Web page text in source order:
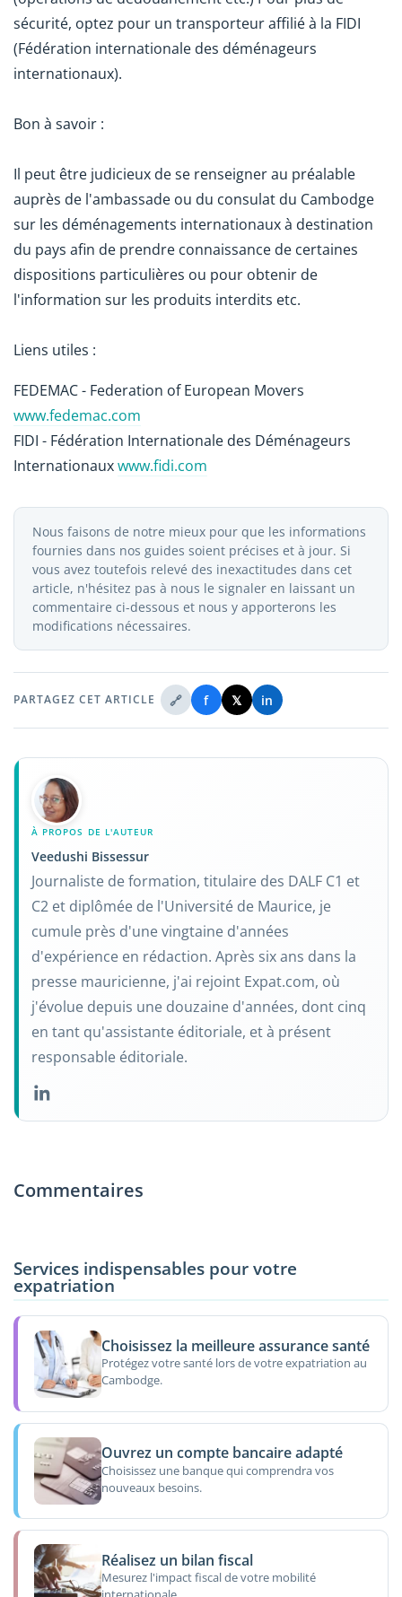
sécurité, optez pour un transporteur affilié à la FIDI
(Fédération internationale des déménageurs
internationaux).
Bon à savoir :
Il peut être judicieux de se renseigner au préalable
auprès de l'ambassade ou du consulat du Cambodge
sur les déménagements internationaux à destination
du pays afin de prendre connaissance de certaines
dispositions particulières ou pour obtenir de
l'information sur les produits interdits etc.
Liens utiles :
FEDEMAC - Federation of European Movers
www.fedemac.com
FIDI - Fédération Internationale des Déménageurs
Internationauxwww.fidi.com
Nous faisons de notre mieux pour que les informations
fournies dans nos guides soient précises et à jour. Si
vous avez toutefois relevé des inexactitudes dans cet
article, n'hésitez pas à nous le signaler en laissant un
commentaire ci-dessous et nous y apporterons les
modifications nécessaires.
PARTAGEZ CET ARTICLE 🔗 f 𝕏 in
À PROPOS DE L'AUTEUR
Veedushi Bissessur
Journaliste de formation, titulaire des DALF C1 et
C2 et diplômée de l'Université de Maurice, je
cumule près d'une vingtaine d'années
d'expérience en rédaction. Après six ans dans la
presse mauricienne, j'ai rejoint Expat.com, où
j'évolue depuis une douzaine d'années, dont cinq
en tant qu'assistante éditoriale, et à présent
responsable éditoriale.
Commentaires
Services indispensables pour votre
expatriation
Choisissez la meilleure assurance santé
Protégez votre santé lors de votre expatriation au
Cambodge.
Ouvrez un compte bancaire adapté
Choisissez une banque qui comprendra vos
nouveaux besoins.
Réalisez un bilan fiscal
Mesurez l'impact fiscal de votre mobilité